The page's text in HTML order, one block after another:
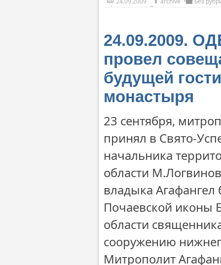
24.09.2009.
провел
будущей
монастыря
23 сентября,
принял в Свято-
начальника
области
владыка Агафангел
Почаевской иконы
области
сооружению
Митрополит